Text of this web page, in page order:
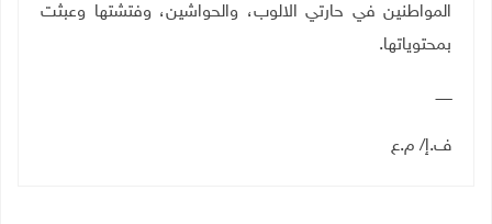
المواطنين في حارتي الالوب، والحواشين، وفتشتها وعبثت
بمحتوياتها.
ـــــــ
ف.إ/ م.ع